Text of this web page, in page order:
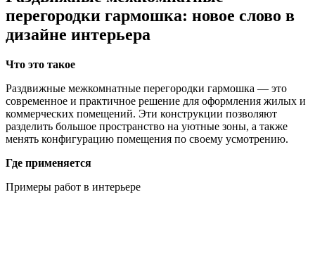
перегородки гармошка: новое слово в
дизайне интерьера
Что это такое
Раздвижные межкомнатные перегородки гармошка — это
современное и практичное решение для оформления жилых и
коммерческих помещений. Эти конструкции позволяют
разделить большое пространство на уютные зоны, а также
менять конфигурацию помещения по своему усмотрению.
Где применяется
Примеры работ в интерьере